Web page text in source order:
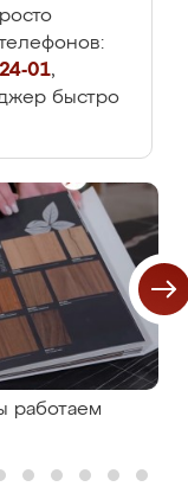
01,
быстро
работаем